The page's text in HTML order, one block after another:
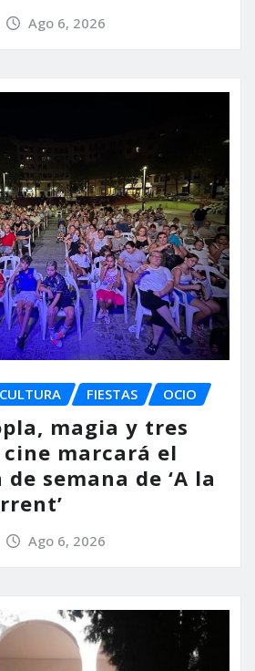
Ago 6, 2026
CULTURA FIESTAS OCIO
magia y tres
cine marcará el
semana de ‘A la
Ago 6, 2026